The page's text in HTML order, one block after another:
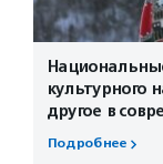
культурного
другое в
Подробнее